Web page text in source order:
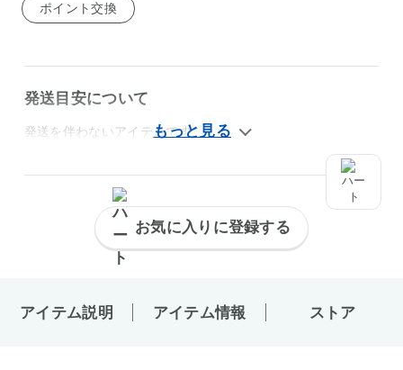
ポイント交換
発送目安について
発送を伴わないアイテムです。
お気に入りに登録する
アイテム説明 アイテム情報 ストア